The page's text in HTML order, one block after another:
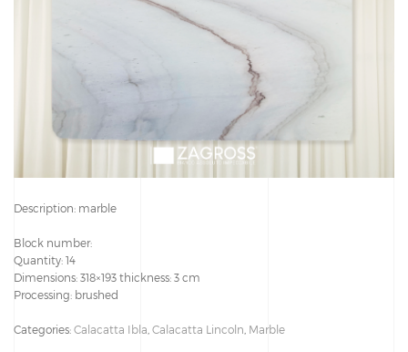
Description: marble
Block number:
Quantity: 14
Dimensions: 318×193 thickness: 3 cm
Processing: brushed
Categories: Calacatta Ibla Calacatta Lincoln Marble